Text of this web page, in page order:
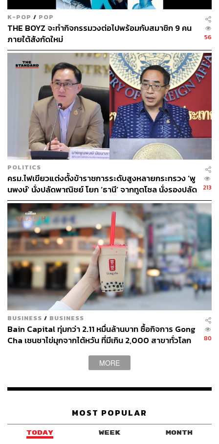
K-POP / POP
THE BOYZ จะทำกิจกรรมวงต่อไปพร้อมกับสมาชิก 9 คน
ภายใต้สังกัดใหม่
56
POLITICS
ครม.ไฟเขียวแต่งตั้งข้าราชการระดับสูงหลายกระทรวง ‘พู
นพงษ์’ นั่งปลัดพาณิชย์ โยก ‘ธานี’ จากทูตโซล นั่งรองปลัด
กต.
213
BUSINESS / BUSINESS
Bain Capital ทุ่มกว่า 2.11 หมื่นล้านบาท ซื้อกิจการ Gong
Cha เชนชาไข่มุกจากไต้หวัน ที่มีเกิน 2,000 สาขาทั่วโลก
80
MORE
MOST POPULAR
TODAY WEEK MONTH